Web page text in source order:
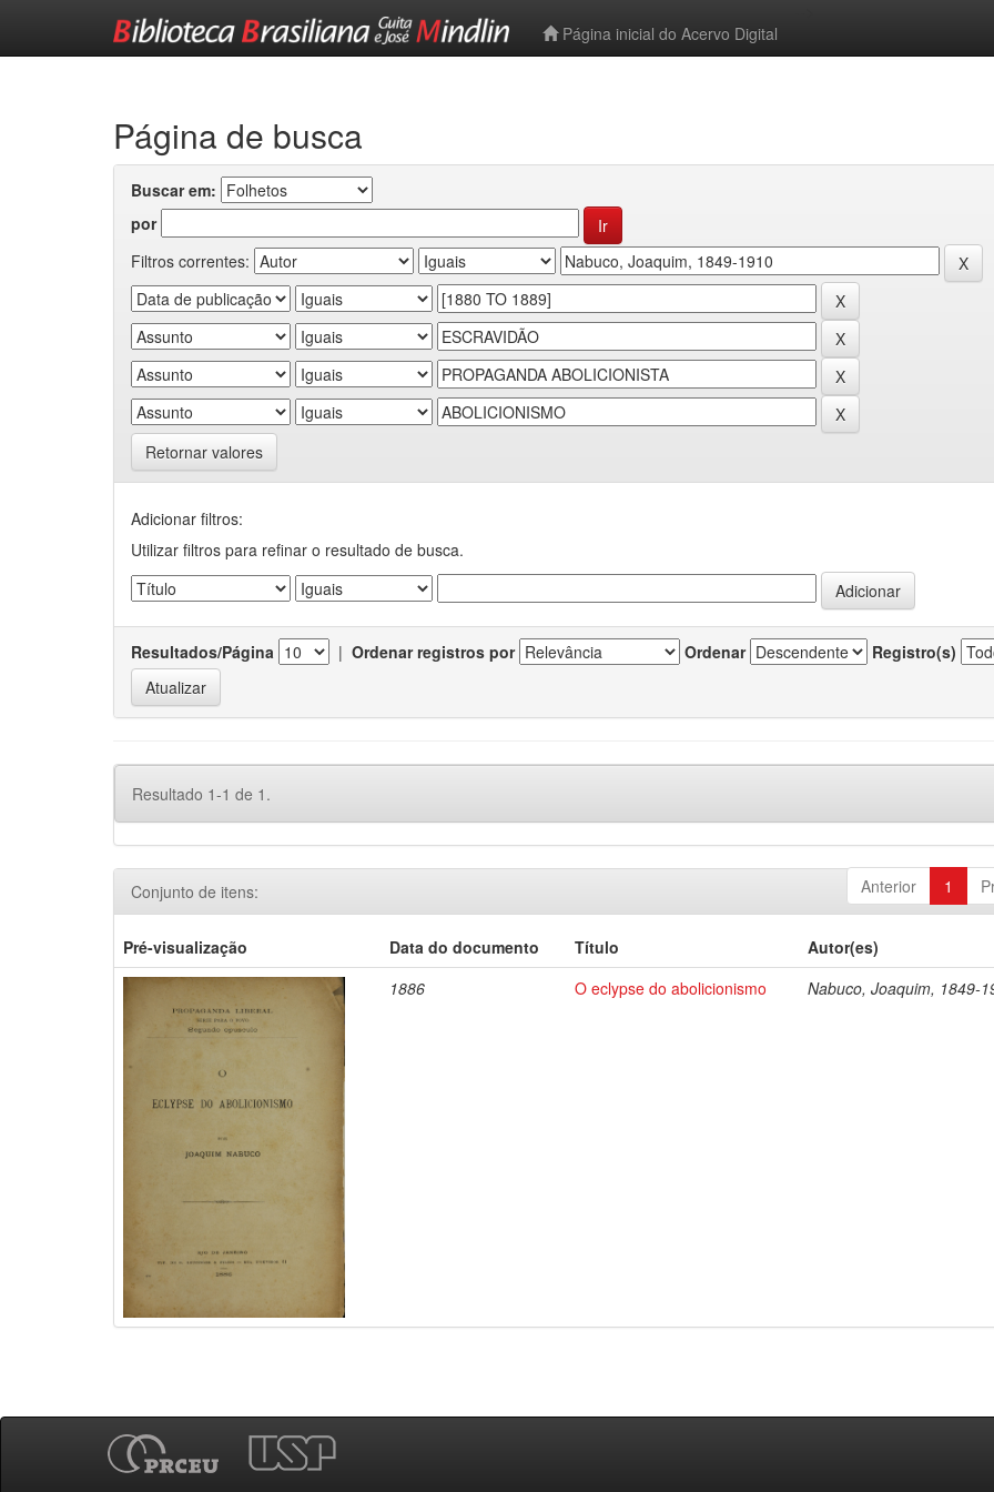
Página inicial do Acervo Digital
Página de busca
Buscar em:
por
Filtros correntes:
Retornar valores
Adicionar filtros:
Utilizar filtros para refinar o resultado de busca.
Resultados/Página | Ordenar registros por Ordenar Registro(s)
Resultado 1-1 de 1.
Anterior 1
Conjunto de itens:
Pré-visualização Data do documento Título
Autor(es)
1886
O eclypse do abolicionismo Nabuco, Joaquim, 1849-